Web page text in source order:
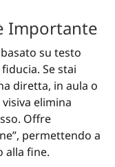
Importante
basato su testo
Se stai
diretta, in aula o
elimina
Offre
permettendo a
alla fine.